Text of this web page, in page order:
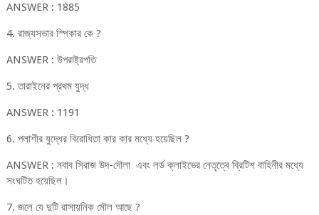
ANSWER : 1885
4. রাজ্যসভার স্পিকার কে ?
ANSWER : উপরাষ্ট্রপতি
5. তারাইনের প্রথম যুদ্ধ
ANSWER : 1191
6. পলাশীর যুদ্ধের বিরোধিতা কার কার মধ্যে হয়েছিল ?
ANSWER : নবাব সিরাজ উদ-দৌলা এবং লর্ড ক্লাইভের নেতৃত্বে ব্রিটিশ বাহিনীর মধ্যে
সংঘটিত হয়েছিল।
7. জলে যে দুটি রাসায়নিক মৌল আছে ?